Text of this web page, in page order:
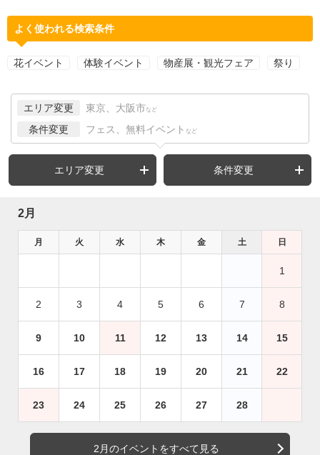
よく使われる検索条件
花イベント 体験イベント 物産展・観光フェア 祭り
エリア変更 東京、大阪市 など
条件変更 フェス、無料イベント など
エリア変更 条件変更
2月
月 火 水 木 金 土 日
1
2 3 4 5 6 7 8
9 10 11 12 13 14 15
16 17 18 19 20 21 22
23 24 25 26 27 28
2月のイベントをすべて見る